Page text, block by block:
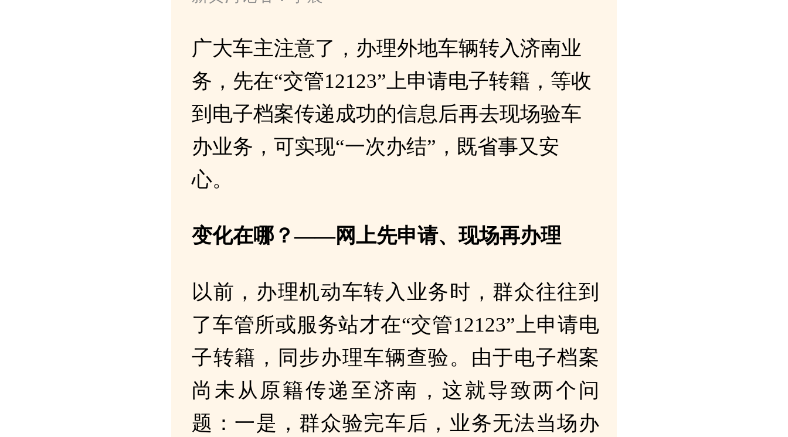
广大车主注意了，办理外地车辆转入济南业
务，先在“交管12123”上申请电子转籍，等收
到电子档案传递成功的信息后再去现场验车
办业务，可实现“一次办结”，既省事又安
心。
变化在哪？——网上先申请、现场再办理
以前，办理机动车转入业务时，群众往往到
了车管所或服务站才在“交管12123”上申请电
子转籍，同步办理车辆查验。由于电子档案
尚未从原籍传递至济南，这就导致两个问
题：一是，群众验完车后，业务无法当场办